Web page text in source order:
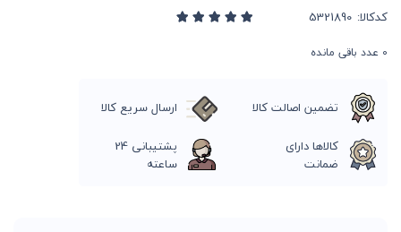
کدکالا:
0 عدد باقی مانده
تضمین اصالت کالا
ارسال سریع کالا
کالاها دارای
ضمانت
پشتیبانی 24
ساعته